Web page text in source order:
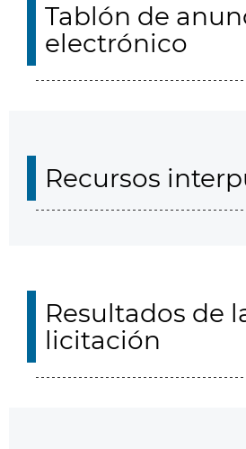
Tablón de
electrónico
Recursos
Resultados de
licitación